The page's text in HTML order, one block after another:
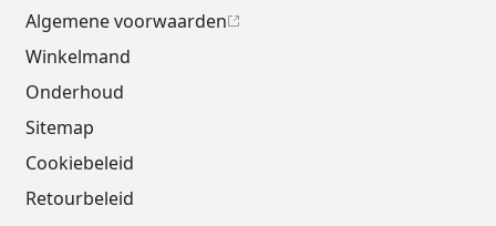
Algemene voorwaarden
Winkelmand
Onderhoud
Sitemap
Cookiebeleid
Retourbeleid